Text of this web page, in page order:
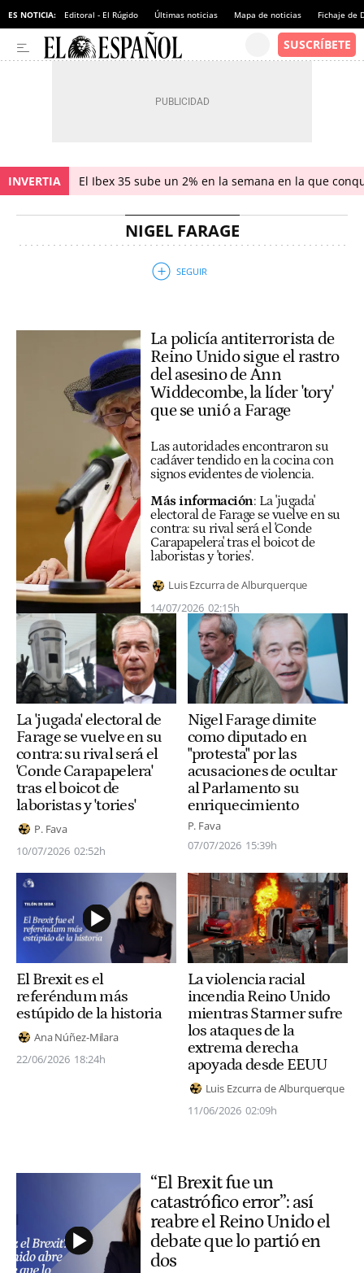
ES NOTICIA: Editoral - El Rúgido Últimas noticias Mapa de noticias Fichaje de
INVERTIA El Ibex 35 sube un 2% en la semana en la que
NIGEL FARAGE
La policía antiterrorista de
Reino Unido sigue el rastro
del asesino de Ann
Widdecombe, la líder 'tory'
que se unió a Farage
Las autoridades encontraron su
cadáver tendido en la cocina con
signos evidentes de violencia.
Más información: La 'jugada'
electoral de Farage se vuelve en su
contra: su rival será el 'Conde
Carapapelera' tras el boicot de
laboristas y 'tories'.
Luis Ezcurra de Alburquerque
14/07/2026 02:15h
La 'jugada' electoral de
Farage se vuelve en su
contra: su rival será el
'Conde Carapapelera'
tras el boicot de
laboristas y 'tories'
P. Fava
10/07/2026 02:52h
Nigel Farage dimite
como diputado en
"protesta" por las
acusaciones de ocultar
al Parlamento su
enriquecimiento
P. Fava
07/07/2026 15:39h
El Brexit es el
referéndum más
estúpido de la historia
Ana Núñez-Milara
22/06/2026 18:24h
La violencia racial
incendia Reino Unido
mientras Starmer sufre
los ataques de la
extrema derecha
apoyada desde EEUU
Luis Ezcurra de Alburquerque
11/06/2026 02:09h
“El Brexit fue un
catastrófico error”: así
reabre el Reino Unido el
debate que lo partió en
dos